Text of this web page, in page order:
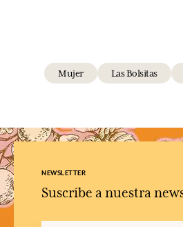
Mujer Las Bolsitas
NEWSLETTER
Suscríbe a nuestra